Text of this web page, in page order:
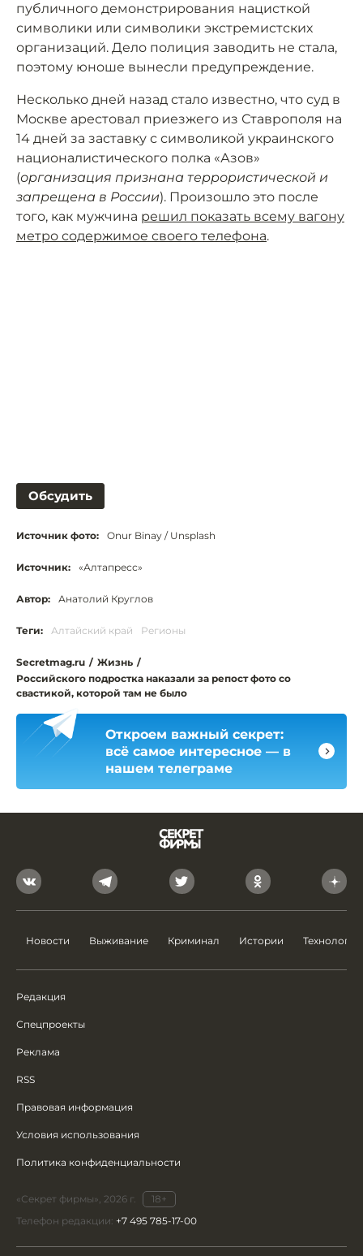
публичного демонстрирования нацисткой
символики или символики экстремистских
организаций. Дело полиция заводить не стала,
поэтому юноше вынесли предупреждение.
Несколько дней назад стало известно, что суд в
Москве арестовал приезжего из Ставрополя на
14 дней за заставку с символикой украинского
националистического полка «Азов»
(организация признана террористической и
запрещена в России). Произошло это после
того, как мужчина решил показать всему вагону
метро содержимое своего телефона.
Обсудить
Источник фото: Onur Binay / Unsplash
Источник: «Алтапресс»
Автор: Анатолий Круглов
Теги: Алтайский край Регионы
Secretmag.ru / Жизнь /
Российского подростка наказали за репост фото со
свастикой, которой там не было
Откроем важный секрет:
всё самое интересное — в
нашем телеграме
Новости Выживание Криминал Истории Технологии
Редакция
Спецпроекты
Реклама
RSS
Правовая информация
Условия использования
Политика конфиденциальности
«Секрет фирмы», 2026 г.
18+
Телефон редакции: +7 495 785-17-00